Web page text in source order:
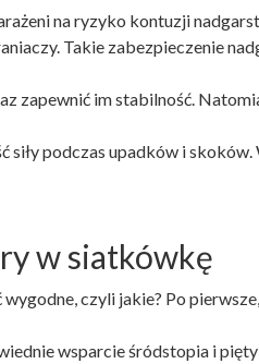
na ryzyko kontuzji
Takie zabezpieczenie
zapewnić im stabilność.
siły podczas upadków i
w siatkówkę
czyli jakie? Po
wsparcie śródstopia i